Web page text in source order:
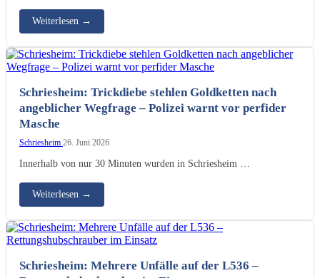
Weiterlesen →
Schriesheim: Trickdiebe stehlen Goldketten nach
angeblicher Wegfrage – Polizei warnt vor perfider
Masche
Schriesheim 26. Juni 2026
Innerhalb von nur 30 Minuten wurden in Schriesheim …
Weiterlesen →
Schriesheim: Mehrere Unfälle auf der L536 –